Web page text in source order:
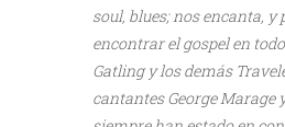
soul, blues; nos encanta, y
encontrar el gospel en todo
Gatling y los demás
cantantes George Marage